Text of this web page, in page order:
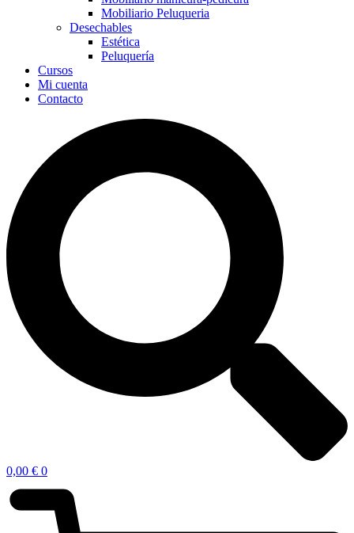
Mobiliario Peluqueria
Desechables
Estética
Peluquería
Cursos
Mi cuenta
Contacto
0,00 € 0